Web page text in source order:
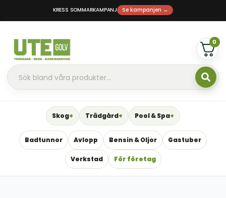
KRESS SOMMARKAMPANJ Se kampanjen →
0
Skog Trädgård Pool & Spa
Badtunnor Avlopp Bensin & Oljor Gastuber
Verkstad För företag